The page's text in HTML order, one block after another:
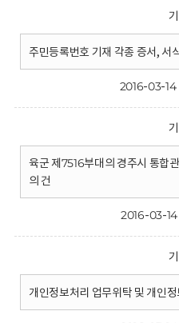
주민등록번호 기재 각종 증서, 서
2016-03-14
육군 제7516부대의 경주시 통합
의 건
2016-03-14
개인정보처리 업무위탁 및 개인